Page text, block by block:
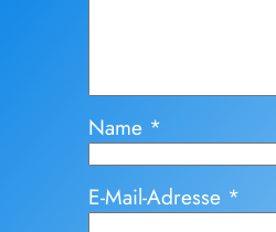
Name *
E-Mail-Adresse *